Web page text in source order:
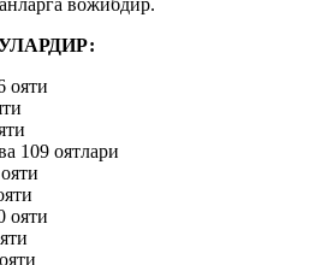
ояти
109 оятлари
ояти